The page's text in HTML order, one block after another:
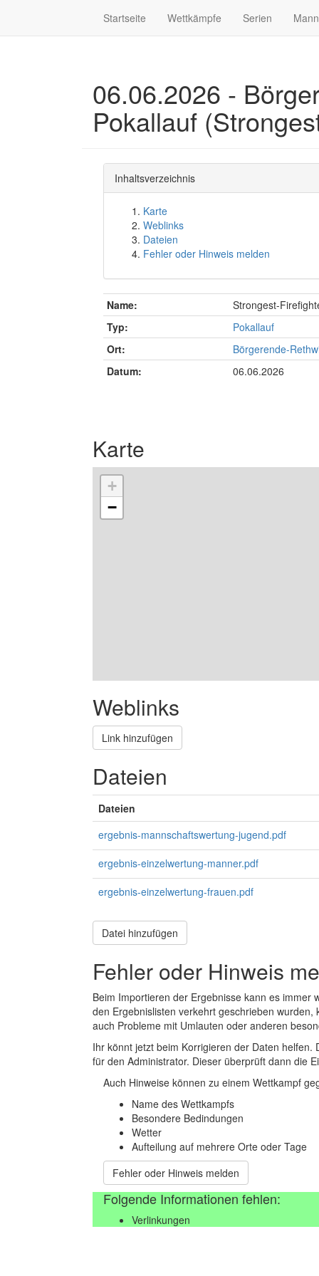
Startseite Wettkämpfe Serien
06.06.2026 -
Pokallauf
Inhaltsverzeichnis
Karte
Weblinks
Dateien
Fehler oder Hinweis melden
Name:
Strongest-
Typ:
Pokallauf
Ort:
Börgerende-
Datum:
06.06.2026
Karte
+
−
Weblinks
Link hinzufügen
Dateien
Dateien
ergebnis-mannschaftswertung-jugend.pdf
ergebnis-einzelwertung-manner.pdf
ergebnis-einzelwertung-frauen.pdf
Datei hinzufügen
Fehler oder Hinweis
Beim Importieren der Ergebnisse kann es
den Ergebnislisten verkehrt geschrieben
auch Probleme mit Umlauten oder anderen
Ihr könnt jetzt beim Korrigieren der Daten
für den Administrator. Dieser überprüft dann die
Auch Hinweise können zu einem Wettkampf
Name des Wettkampfs
Besondere Bedindungen
Wetter
Aufteilung auf mehrere Orte oder Tage
Fehler oder Hinweis melden
Folgende Informationen fehlen:
Verlinkungen